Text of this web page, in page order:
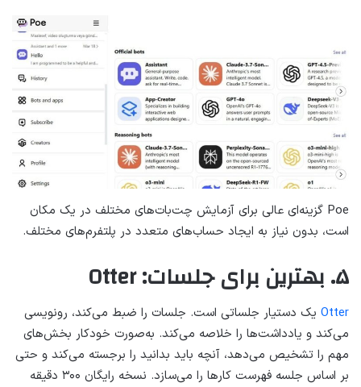
Poe گزینه‌ای عالی برای آزمایش چت‌بات‌های مختلف در یک مکان
است، بدون نیاز به ایجاد حساب‌های متعدد در پلتفرم‌های مختلف.
۵. بهترین برای جلسات: Otter
Otter یک دستیار جلساتی است. جلسات را ضبط می‌کند، رونویسی
می‌کند و یادداشت‌ها را خلاصه می‌کند. به‌صورت خودکار بخش‌های
مهم را تشخیص می‌دهد، آنچه باید بدانید را برجسته می‌کند و حتی
بر اساس جلسه فهرست کارها را می‌سازد. نسخه رایگان ۳۰۰ دقیقه